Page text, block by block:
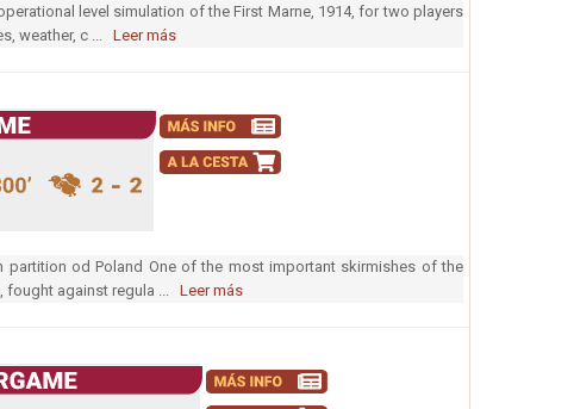
level simulation of the First Marne, 1914, for two players
weather, c ... Leer más
partition od Poland One of the most important skirmishes of the
fought against regula ... Leer más